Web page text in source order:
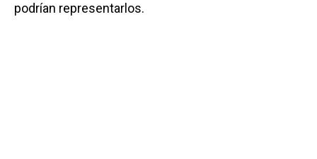
podrían representarlos.